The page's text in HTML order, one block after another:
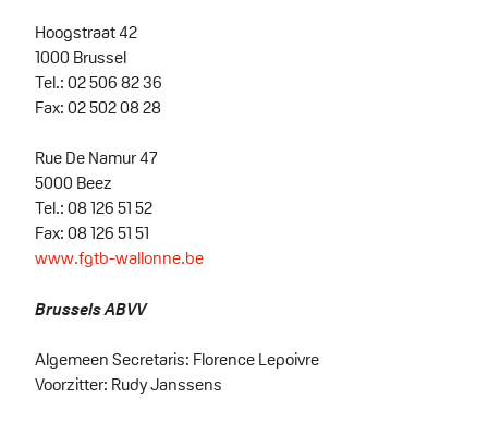
Hoogstraat 42
1000 Brussel
Tel.: 02 506 82 36
Fax: 02 502 08 28
Rue De Namur 47
5000 Beez
Tel.: 08 126 51 52
Fax: 08 126 51 51
www.fgtb-wallonne.be
Brussels ABVV
Algemeen Secretaris: Florence Lepoivre
Voorzitter: Rudy Janssens